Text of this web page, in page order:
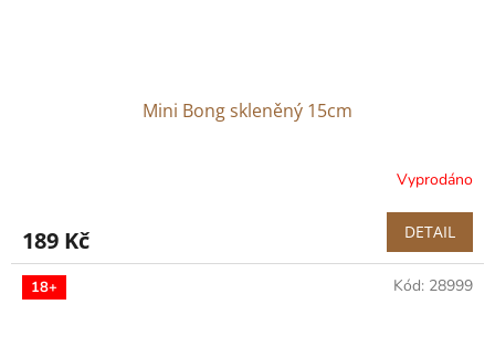
Mini Bong skleněný 15cm
Vyprodáno
189 Kč DETAIL
18+ Kód: 28999